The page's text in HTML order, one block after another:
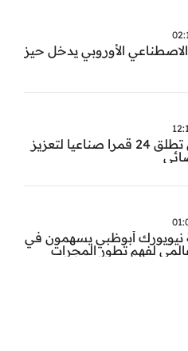
الاصطناعي الأوروبي يدخل حيز
سبيس إكس تطلق 24 قمرا صناعيا لتعزيز
نيويورك أبوظبي يسهمون في
لفهم تطور المجرات